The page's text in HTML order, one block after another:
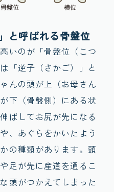
と呼ばれる骨盤位
いのが「骨盤位（こつ
「逆子（さかご）」と
んの頭が上（お母さん
下（骨盤側）にある状
ばしてお尻が先になる
、あぐらをかいたよう
の種類があります。頭
足が先に産道を通るこ
頭がつかえてしまった